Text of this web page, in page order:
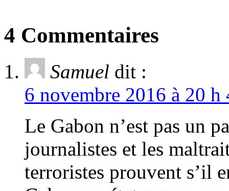
4 Commentaires
Samuel dit :
6 novembre 2016 à 20
Le Gabon n’est pas un
journalistes et les
terroristes prouvent s’il